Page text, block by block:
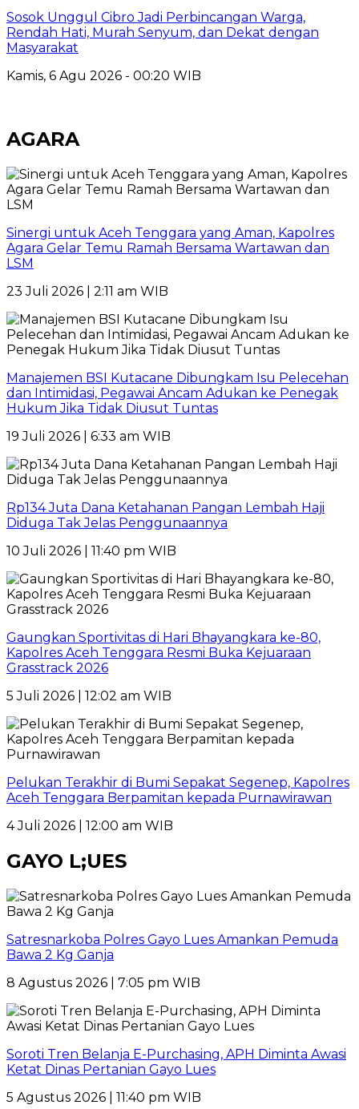
Sosok Unggul Cibro Jadi Perbincangan Warga,
Rendah Hati, Murah Senyum, dan Dekat dengan
Masyarakat
Kamis, 6 Agu 2026 - 00:20 WIB
AGARA
Sinergi untuk Aceh Tenggara yang Aman, Kapolres
Agara Gelar Temu Ramah Bersama Wartawan dan
LSM
23 Juli 2026 | 2:11 am WIB
Manajemen BSI Kutacane Dibungkam Isu Pelecehan
dan Intimidasi, Pegawai Ancam Adukan ke Penegak
Hukum Jika Tidak Diusut Tuntas
19 Juli 2026 | 6:33 am WIB
Rp134 Juta Dana Ketahanan Pangan Lembah Haji
Diduga Tak Jelas Penggunaannya
10 Juli 2026 | 11:40 pm WIB
Gaungkan Sportivitas di Hari Bhayangkara ke-80,
Kapolres Aceh Tenggara Resmi Buka Kejuaraan
Grasstrack 2026
5 Juli 2026 | 12:02 am WIB
Pelukan Terakhir di Bumi Sepakat Segenep, Kapolres
Aceh Tenggara Berpamitan kepada Purnawirawan
4 Juli 2026 | 12:00 am WIB
GAYO L;UES
Satresnarkoba Polres Gayo Lues Amankan Pemuda
Bawa 2 Kg Ganja
8 Agustus 2026 | 7:05 pm WIB
Soroti Tren Belanja E-Purchasing, APH Diminta Awasi
Ketat Dinas Pertanian Gayo Lues
5 Agustus 2026 | 11:40 pm WIB